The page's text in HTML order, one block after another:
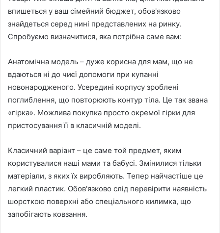
впишеться у ваш сімейний бюджет, обов'язково
знайдеться серед нині представлених на ринку.
Спробуємо визначитися, яка потрібна саме вам:
Анатомічна модель – дуже корисна для мам, що не
вдаються ні до чиєї допомоги при купанні
новонародженого. Усередині корпусу зроблені
поглиблення, що повторюють контур тіла. Це так звана
«гірка». Можлива покупка просто окремої гірки для
пристосування її в класичній моделі.
Класичний варіант – це саме той предмет, яким
користувалися наші мами та бабусі. Змінилися тільки
матеріали, з яких їх виробляють. Тепер найчастіше це
легкий пластик. Обов'язково слід перевірити наявність
шорсткою поверхні або спеціального килимка, що
запобігають ковзання.